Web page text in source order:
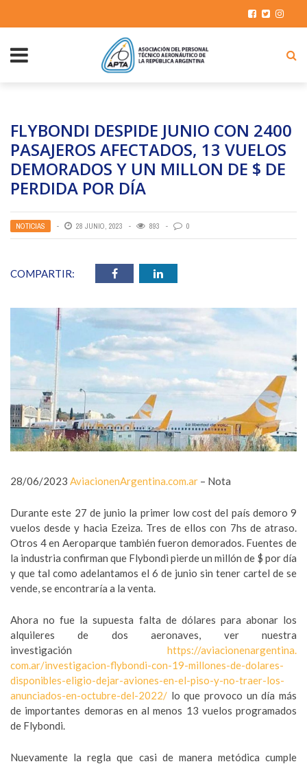
FLYBONDI DESPIDE JUNIO CON 2400
PASAJEROS AFECTADOS, 13 VUELOS
DEMORADOS Y UN MILLON DE $ DE
PERDIDA POR DÍA
NOTICIAS 28 JUNIO, 2023 893 0
COMPARTIR:
28/06/2023 AviacionenArgentina.com.ar – Nota
Durante este 27 de junio la primer low cost del país demoro 9
vuelos desde y hacia Ezeiza. Tres de ellos con 7hs de atraso.
Otros 4 en Aeroparque también fueron demorados. Fuentes de
la industria confirman que Flybondi pierde un millón de $ por día
y que tal como adelantamos el 6 de junio sin tener cartel de se
vende, se encontraría a la venta.
Ahora no fue la supuesta falta de dólares para abonar los
alquileres de dos aeronaves, ver nuestra
investigación https://aviacionenargentina.
com.ar/investigacion-flybondi-con-19-millones-de-dolares-
disponibles-eligio-dejar-aviones-en-el-piso-y-no-traer-los-
anunciados-en-octubre-del-2022/ lo que provoco un día más
de importantes demoras en al menos 13 vuelos programados
de Flybondi.
Nuevamente la regla que casi de manera metódica cumple